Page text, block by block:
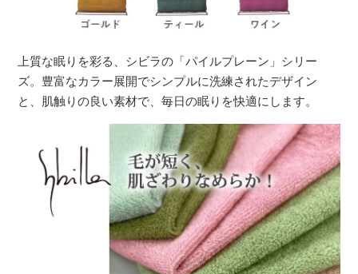
上質な眠りを彩る、シビラの「パイルプレーン」シリー
ズ。豊富なカラー展開でシンプルに洗練されたデザイン
と、肌触りの良い素材で、毎日の眠りを快適にします。